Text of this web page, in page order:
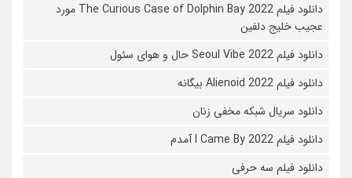
دانلود فیلم The Curious Case of Dolphin Bay 2022 مورد
عجیب خلیج دلفین
دانلود فیلم Seoul Vibe 2022 حال و هوای سئول
دانلود فیلم Alienoid 2022 بیگانه
دانلود سریال شبکه مخفی زنان
دانلود فیلم I Came By 2022 آمدم
دانلود فیلم سه حرفی